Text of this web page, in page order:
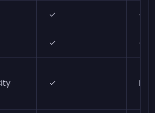
✓ ✓
✓ ✓
✓ N/A